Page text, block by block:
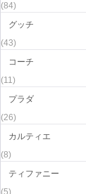
(84)
グッチ
(43)
コーチ
(11)
プラダ
(26)
カルティエ
(8)
ティファニー
(5)